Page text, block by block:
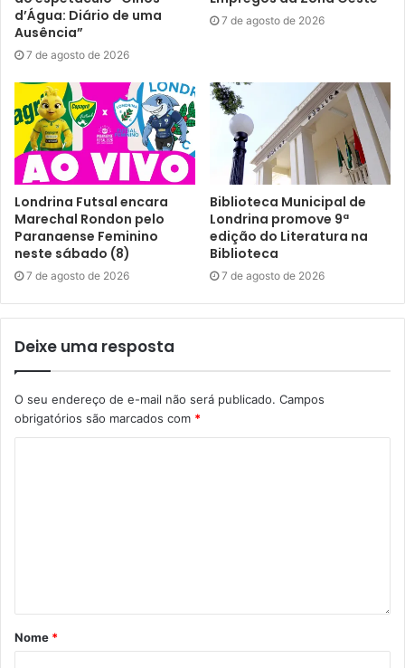
d’Água: Diário de uma
Ausência”
7 de agosto de 2026
7 de agosto de 2026
Londrina Futsal encara
Marechal Rondon pelo
Paranaense Feminino
neste sábado (8)
7 de agosto de 2026
Biblioteca Municipal de
Londrina promove 9ª
edição do Literatura na
Biblioteca
7 de agosto de 2026
Deixe uma resposta
O seu endereço de e-mail não será publicado. Campos
obrigatórios são marcados com *
Nome *